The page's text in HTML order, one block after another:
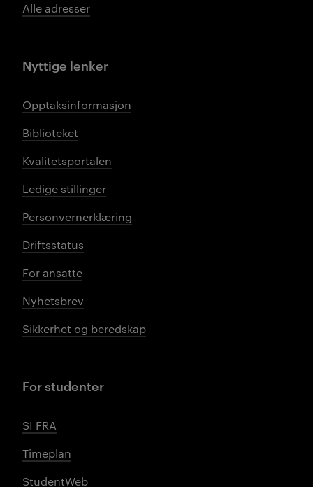
Alle adresser
Nyttige lenker
Opptaksinformasjon
Biblioteket
Kvalitetsportalen
Ledige stillinger
Personvernerklæring
Driftsstatus
For ansatte
Nyhetsbrev
Sikkerhet og beredskap
For studenter
SI FRA
Timeplan
StudentWeb